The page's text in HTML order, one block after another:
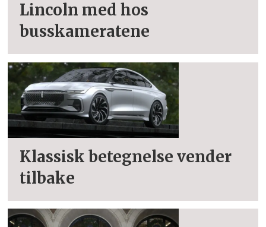
Lincoln med hos
busskameratene
Klassisk betegnelse vender
tilbake